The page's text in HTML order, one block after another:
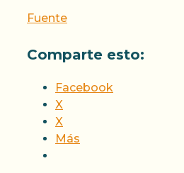
Fuente
Comparte esto:
Facebook
X
X
Más